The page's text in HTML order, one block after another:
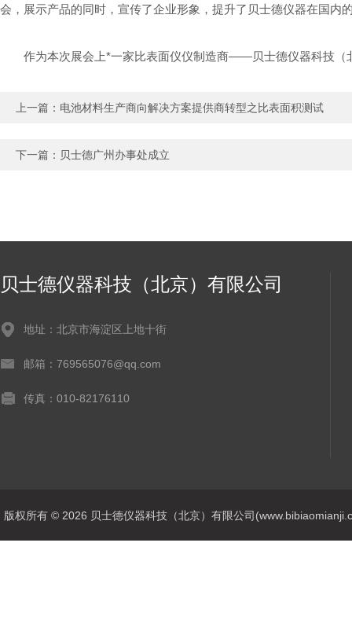
会，展示产品的同时，宣传了企业形象，提升了贝士德仪器在国内
作为本次展会上*一家比表面仪仪制造商——贝士德仪器科技（北
上一篇： 电池材料生产商向解决方案提供商转型之比表面积测试
下一篇： 贝士德广州办事处成立
贝士德仪器科技（北京）有限公司
地址：北京市海淀区上地十街
邮箱：769565076@qq.com
传真：010-82176110
版权所有 © 2026 贝士德仪器科技（北京）有限公司